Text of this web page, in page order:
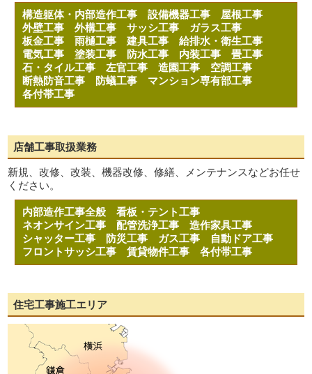
構造躯体・内部造作工事設備機器工事 屋根工事
外壁工事外構工事サッシ工事 ガラス工事
板金工事雨樋工事建具工事給排水・衛生工事
電気工事塗装工事 防水工事 内装工事畳工事
石・タイル工事左官工事造園工事 空調工事
断熱防音工事
防蟻工事 マンション専有部工事
各付帯工事
店舗工事取扱業務
新規、改修、改装、機器改修、修繕、メンテナンスなどお任せ
ください。
内部造作工事全般看板・テント工事
ネオンサイン工事配管洗浄工事造作家具工事
シャッター工事
防災工事 ガス工事
自動ドア工事
フロントサッシ工事賃貸物件工事各付帯工事
住宅工事施工エリア